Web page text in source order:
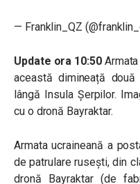
— Franklin_QZ
Update ora 10:50
această dimineață
lângă Insula Șerpilor.
cu o dronă Bayraktar.
Armata ucraineană a
de patrulare rusești, din
dronă Bayraktar (de